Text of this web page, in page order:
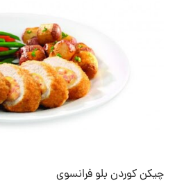
چیکن کوردن بلو فرانسوی